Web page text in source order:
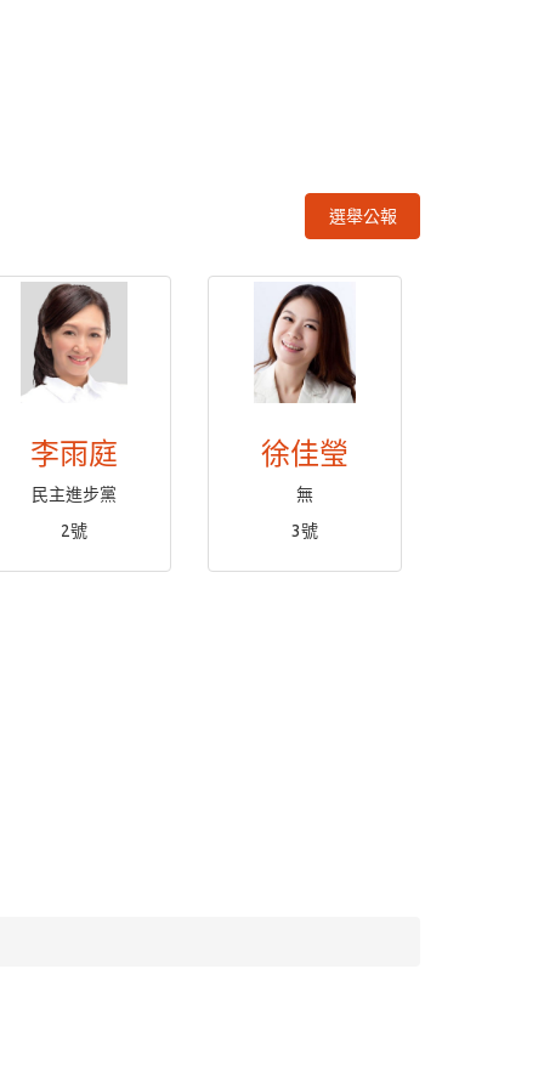
選舉公報
李雨庭
民主進步黨
2號
徐佳瑩
無
3號